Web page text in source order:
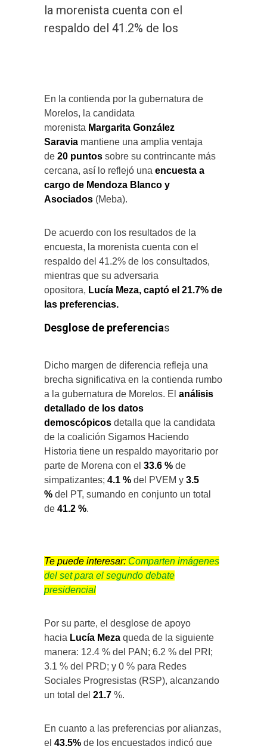
la morenista cuenta con el
respaldo del 41.2% de los
En la contienda por la gubernatura de
Morelos, la candidata
morenista Margarita González
Saravia mantiene una amplia ventaja
de 20 puntos sobre su contrincante más
cercana, así lo reflejó una encuesta a
cargo de Mendoza Blanco y
Asociados (Meba).
De acuerdo con los resultados de la
encuesta, la morenista cuenta con el
respaldo del 41.2% de los consultados,
mientras que su adversaria
opositora, Lucía Meza, captó el 21.7% de
las preferencias.
Desglose de preferencias
Dicho margen de diferencia refleja una
brecha significativa en la contienda rumbo
a la gubernatura de Morelos. El análisis
detallado de los datos
demoscópicos detalla que la candidata
de la coalición Sigamos Haciendo
Historia tiene un respaldo mayoritario por
parte de Morena con el 33.6 % de
simpatizantes; 4.1 % del PVEM y 3.5
% del PT, sumando en conjunto un total
de 41.2 %.
Te puede interesar: Comparten imágenes
del set para el segundo debate
presidencial
Por su parte, el desglose de apoyo
hacia Lucía Meza queda de la siguiente
manera: 12.4 % del PAN; 6.2 % del PRI;
3.1 % del PRD; y 0 % para Redes
Sociales Progresistas (RSP), alcanzando
un total del 21.7 %.
En cuanto a las preferencias por alianzas,
el 43.5% de los encuestados indicó que